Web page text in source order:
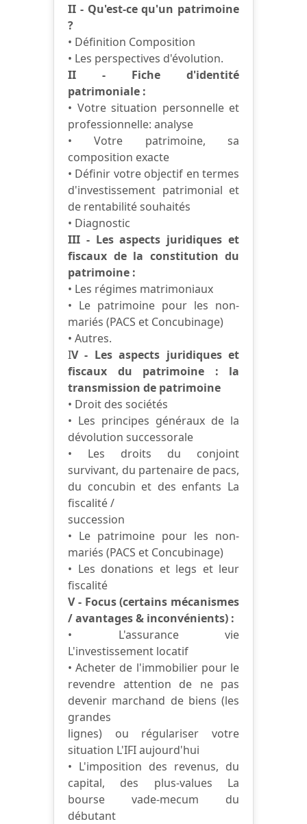
II - Qu'est-ce qu'un patrimoine
?
• Définition Composition
• Les perspectives d'évolution.
II - Fiche d'identité
patrimoniale :
• Votre situation personnelle et
professionnelle: analyse
• Votre patrimoine, sa
composition exacte
• Définir votre objectif en termes
d'investissement patrimonial et
de rentabilité souhaités
• Diagnostic
III - Les aspects juridiques et
fiscaux de la constitution du
patrimoine :
• Les régimes matrimoniaux
• Le patrimoine pour les non-
mariés (PACS et Concubinage)
• Autres.
IV - Les aspects juridiques et
fiscaux du patrimoine : la
transmission de patrimoine
• Droit des sociétés
• Les principes généraux de la
dévolution successorale
• Les droits du conjoint
survivant, du partenaire de pacs,
du concubin et des enfants La
fiscalité /
succession
• Le patrimoine pour les non-
mariés (PACS et Concubinage)
• Les donations et legs et leur
fiscalité
V - Focus (certains mécanismes
/ avantages & inconvénients) :
• L'assurance vie
L'investissement locatif
• Acheter de l'immobilier pour le
revendre attention de ne pas
devenir marchand de biens (les
grandes
lignes) ou régulariser votre
situation L'IFI aujourd'hui
• L'imposition des revenus, du
capital, des plus-values La
bourse vade-mecum du
débutant